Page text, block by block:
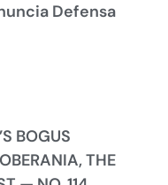
Defensa
BOGUS
THE